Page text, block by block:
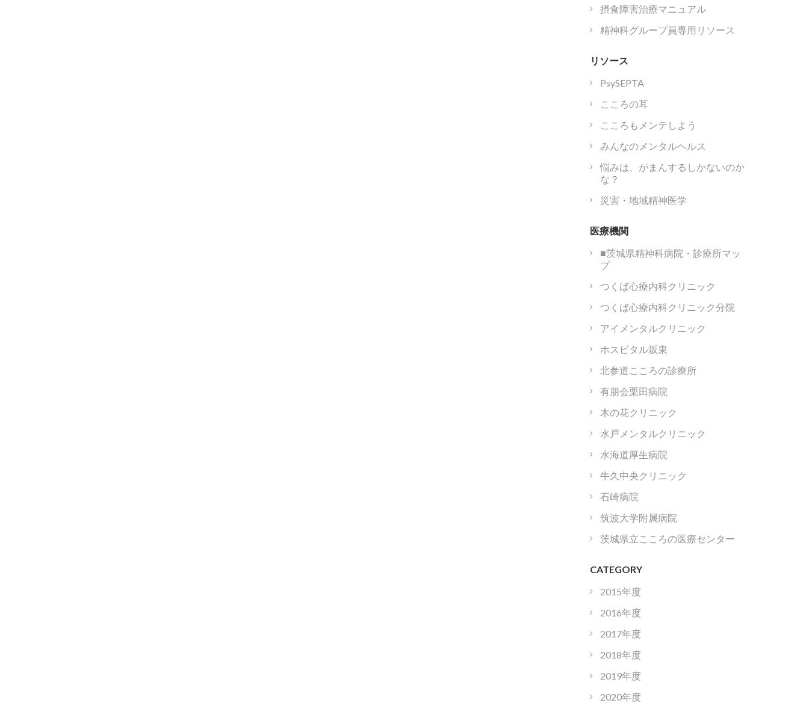
摂食障害治療マニュアル
精神科グループ員専用リソース
リソース
PsySEPTA
こころの耳
こころもメンテしよう
みんなのメンタルヘルス
悩みは、がまんするしかないのか
な？
災害・地域精神医学
医療機関
■茨城県精神科病院・診療所マッ
プ
つくば心療内科クリニック
つくば心療内科クリニック分院
アイメンタルクリニック
ホスピタル坂東
北参道こころの診療所
有朋会栗田病院
木の花クリニック
水戸メンタルクリニック
水海道厚生病院
牛久中央クリニック
石崎病院
筑波大学附属病院
茨城県立こころの医療センター
CATEGORY
2015年度
2016年度
2017年度
2018年度
2019年度
2020年度